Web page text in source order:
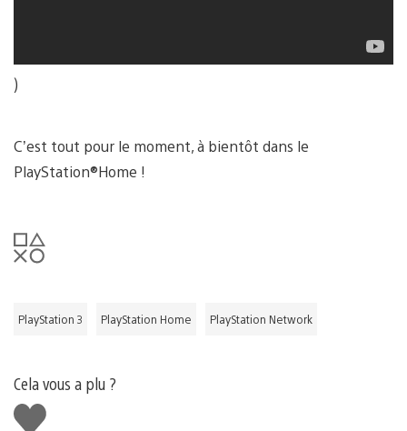
)
C’est tout pour le moment, à bientôt dans le
PlayStation®Home !
PlayStation 3 PlayStation Home PlayStation Network
Cela vous a plu ?
J'aime